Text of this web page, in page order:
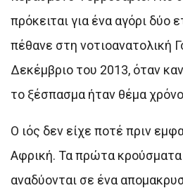
πρόκειται για ένα αγόρι δύο
πέθανε στη νοτιοανατολική
Δεκέμβριο του 2013, όταν
το ξέσπασμα ήταν θέμα
Ο ιός δεν είχε ποτέ πριν
Αφρική. Τα πρώτα κρούσματα
αναδύονται σε ένα